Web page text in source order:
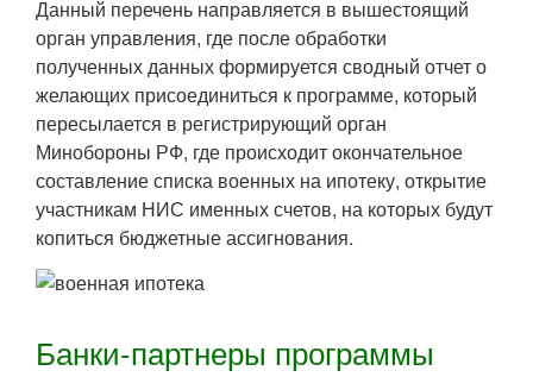
Данный перечень направляется в вышестоящий
орган управления, где после обработки
полученных данных формируется сводный отчет о
желающих присоединиться к программе, который
пересылается в регистрирующий орган
Минобороны РФ, где происходит окончательное
составление списка военных на ипотеку, открытие
участникам НИС именных счетов, на которых будут
копиться бюджетные ассигнования.
Банки-партнеры программы